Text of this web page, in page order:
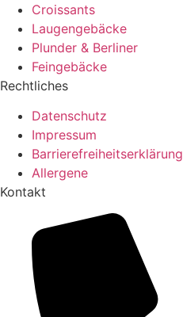
Croissants
Laugengebäcke
Plunder & Berliner
Feingebäcke
Rechtliches
Datenschutz
Impressum
Barrierefreiheitserklärung
Allergene
Kontakt